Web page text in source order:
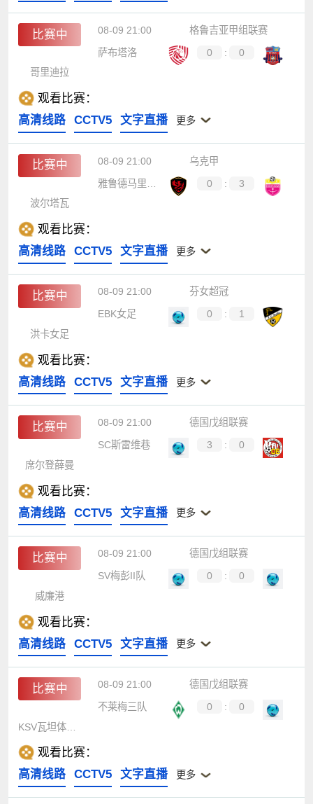
比赛中 08-09 21:00
格鲁吉亚甲组联赛
萨布塔洛
0 :
0
哥里迪拉
观看比赛：
高清线路
CCTV5 文字直播 更多
比赛中 08-09 21:00
乌克甲
0 :
3
波尔塔瓦
观看比赛：
高清线路
CCTV5 文字直播 更多
比赛中 08-09 21:00
芬女超冠
EBK女足
0 :
1
洪卡女足
观看比赛：
高清线路
CCTV5 文字直播 更多
比赛中 08-09 21:00
德国戊组联赛
SC斯雷维巷
3 :
0
席尔登薛曼
观看比赛：
高清线路
CCTV5 文字直播 更多
比赛中 08-09 21:00
德国戊组联赛
SV梅彭II队
0 :
0
威廉港
观看比赛：
高清线路
CCTV5 文字直播 更多
比赛中 08-09 21:00
德国戊组联赛
不莱梅三队
0 :
0
观看比赛：
高清线路
CCTV5 文字直播 更多